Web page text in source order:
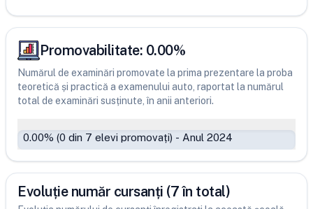
Promovabilitate: 0.00%
Numărul de examinări promovate la prima prezentare la proba
teoretică și practică a examenului auto, raportat la numărul
total de examinări susținute, în anii anteriori.
0.00% (0 din 7 elevi promovați) - Anul 2024
Evoluție număr cursanți (7 în total)